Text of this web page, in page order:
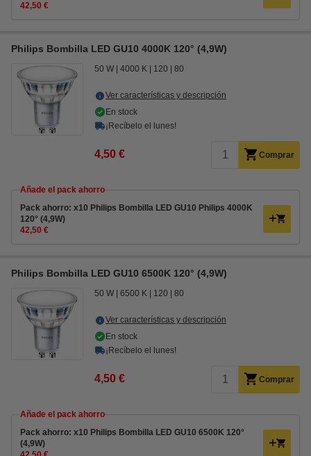
42,50 €
Philips Bombilla LED GU10 4000K 120° (4,9W)
50 W 4000 K 120 80
Ver características y descripción
En stock
¡Recíbelo el lunes!
4,50 € Comprar
Añade el pack ahorro
Pack ahorro: x10 Philips Bombilla LED GU10 Philips 4000K
120° (4,9W)
42,50 €
Philips Bombilla LED GU10 6500K 120° (4,9W)
50 W 6500 K 120 80
Ver características y descripción
En stock
¡Recíbelo el lunes!
4,50 € Comprar
Añade el pack ahorro
Pack ahorro: x10 Philips Bombilla LED GU10 6500K 120°
(4,9W)